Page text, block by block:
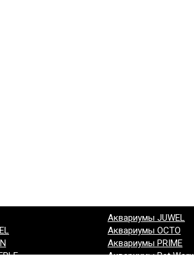
Аквариумы JUWEL
Аквариумы OCTO
Аквариумы PRIME